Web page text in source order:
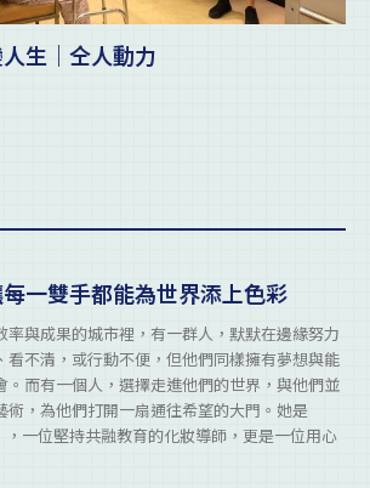
生｜仝人動力
一雙手都能為世界添上色彩
率與成果的城市裡，有一群人，默默在邊緣努力
看不清，或行動不便，但他們同樣擁有夢想與能
。而有一個人，選擇走進他們的世界，與他們並
術，為他們打開一扇通往希望的大門。她是
一位堅持共融教育的化妝導師，更是一位用心